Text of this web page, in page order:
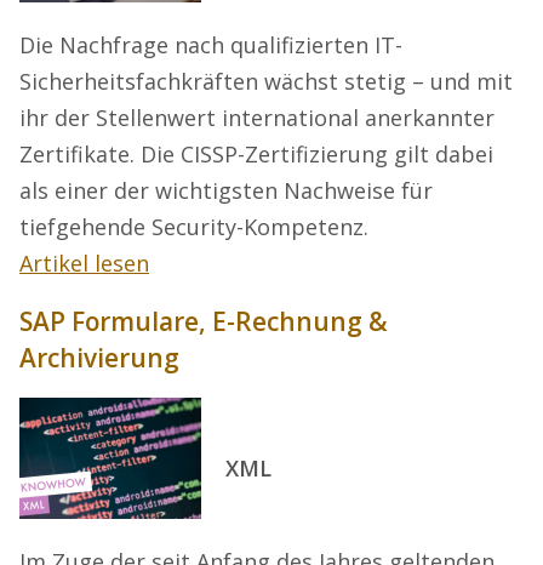
Die Nachfrage nach qualifizierten IT-
Sicherheitsfachkräften wächst stetig – und mit
ihr der Stellenwert international anerkannter
Zertifikate. Die CISSP-Zertifizierung gilt dabei
als einer der wichtigsten Nachweise für
tiefgehende Security-Kompetenz.
Artikel lesen
SAP Formulare, E-Rechnung &
Archivierung
XML